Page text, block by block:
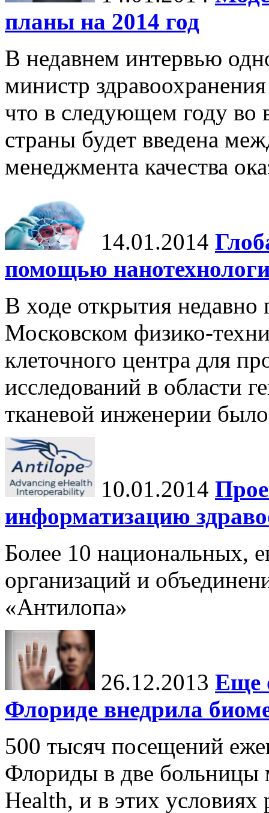
планы на 2014 год
В недавнем интервью
министр
что в следующем году во
страны будет введена
менеджмента качества
14.01.2014
помощью
В ходе открытия
Московском физико-
клеточного центра для
исследований в области
тканевой инженерии
10.01.2014
информатизацию
Более 10 национальных,
организаций и
«Антилопа»
26.12.2013 Еще
Флориде внедрила
500 тысяч посещений
Флориды в две больницы
Health, и в этих условиях